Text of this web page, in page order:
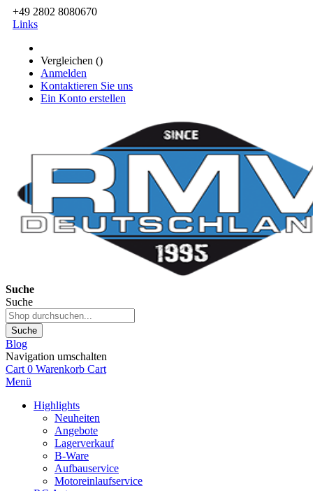
+49 2802 8080670
Links
Vergleichen ()
Anmelden
Kontaktieren Sie uns
Ein Konto erstellen
Suche
Suche
Suche
Blog
Navigation umschalten
Cart 0 Warenkorb Cart
Menü
Highlights
Neuheiten
Angebote
Lagerverkauf
B-Ware
Aufbauservice
Motoreinlaufservice